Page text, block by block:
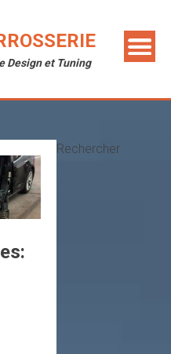
Design et Tuning
Rechercher